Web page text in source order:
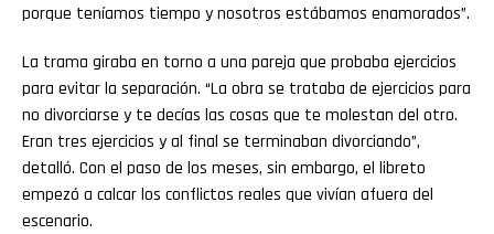
porque teníamos tiempo y nosotros estábamos enamorados”.
La trama giraba en torno a una pareja que probaba ejercicios
para evitar la separación. “La obra se trataba de ejercicios para
no divorciarse y te decías las cosas que te molestan del otro.
Eran tres ejercicios y al final se terminaban divorciando”,
detalló. Con el paso de los meses, sin embargo, el libreto
empezó a calcar los conflictos reales que vivían afuera del
escenario.